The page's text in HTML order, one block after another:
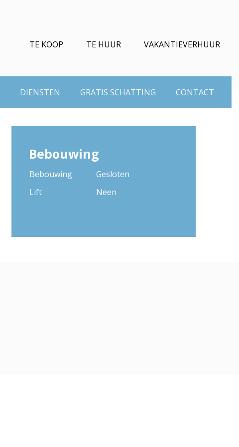
TE KOOP TE HUUR VAKANTIEVERHUUR
DIENSTEN GRATIS SCHATTING CONTACT
Bebouwing
Bebouwing
Gesloten
Lift
Neen